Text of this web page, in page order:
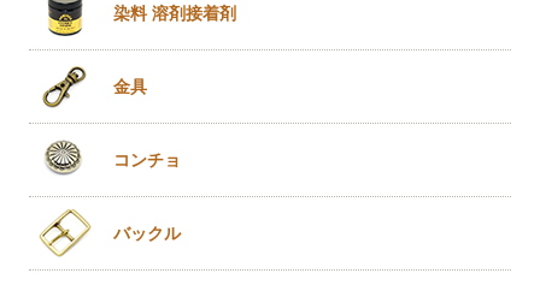
染料 溶剤接着剤
金具
コンチョ
バックル